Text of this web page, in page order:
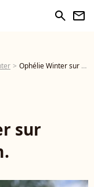
search newsletter
Ophélie Winter sur Instagram. - Photo
sur